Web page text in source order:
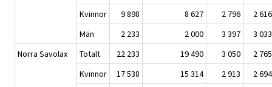
Kvinnor
9 898 8 627 2 796
2 616
Män
2 233 2 000 3 397
3 033
Norra Savolax
Totalt 22 233 19 490 3 050
2 765
Kvinnor
17 538 15 314 2 913
2 694